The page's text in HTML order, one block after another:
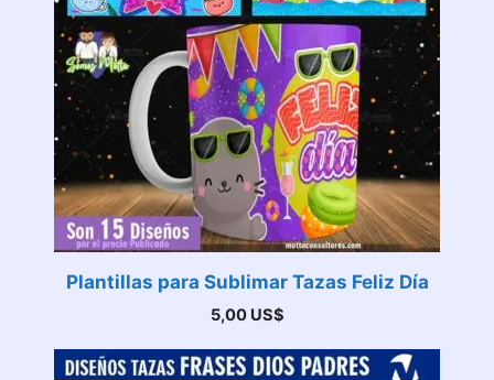
Plantillas para Sublimar Tazas Feliz Día
5,00 US$